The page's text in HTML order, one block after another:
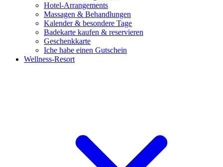
Hotel-Arrangements
Massagen & Behandlungen
Kalender & besondere Tage
Badekarte kaufen & reservieren
Geschenkkarte
Iche habe einen Gutschein
Wellness-Resort